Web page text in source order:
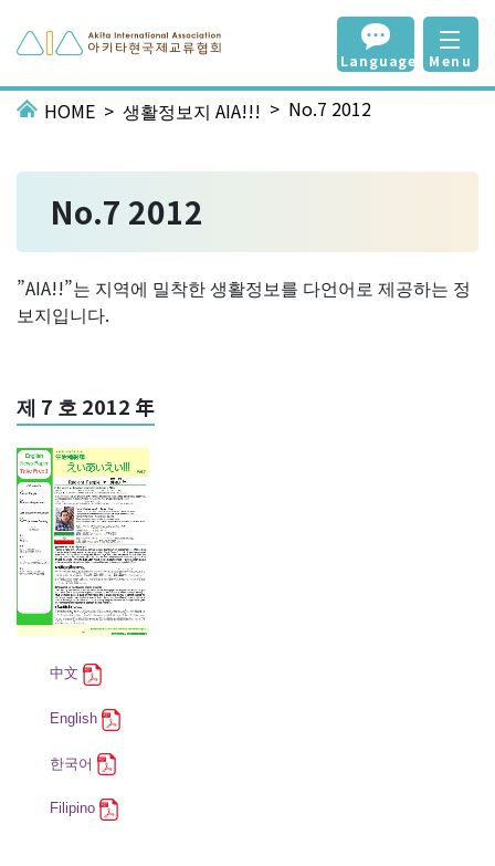
Language Menu
HOME 생활정보지 AIA!!! No.7 2012
No.7 2012
”AIA!!”는 지역에 밀착한 생활정보를 다언어로 제공하는 정
보지입니다.
제 7 호 2012 年
中文
English
한국어
Filipino